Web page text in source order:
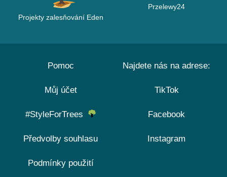
Projekty zalesňování Eden
Przelewy24
Pomoc
Můj účet
#StyleForTrees
Předvolby souhlasu
Podmínky použití
Najdete nás na adrese:
TikTok
Facebook
Instagram